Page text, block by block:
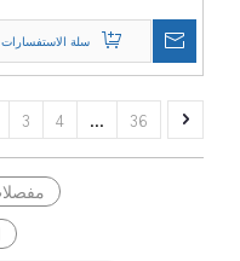
سلة الاستفسارات
3 4 ... 36